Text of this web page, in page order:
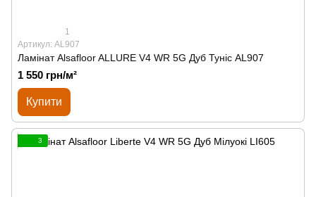
1
Артикул: AL907
Ламінат Alsafloor ALLURE V4 WR 5G Дуб Туніс AL907
1 550 грн/м²
Купити
3